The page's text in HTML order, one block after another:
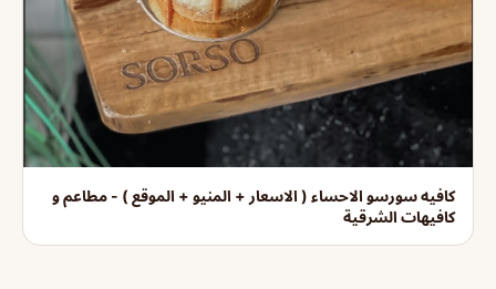
كافيه سورسو الاحساء ( الاسعار + المنيو + الموقع ) - مطاعم و
كافيهات الشرقية